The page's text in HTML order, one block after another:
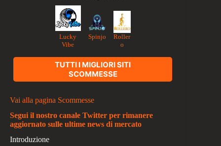
Lucky
Vibe
Spinjo
Roller
o
TUTTI I MIGLIORI SITI
SCOMMESSE
Vai alla pagina Scommesse
Segui il nostro canale Twitter per rimanere
aggiornato sulle ultime news di mercato
Introduzione